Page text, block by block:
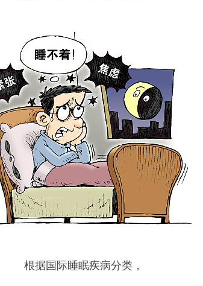
根据国际睡眠疾病分类，